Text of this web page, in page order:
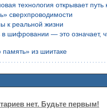
технология открывает
сверхпроводимости
к реальной жизни
— это означает,
из шиитаке
нет. Будьте первым!